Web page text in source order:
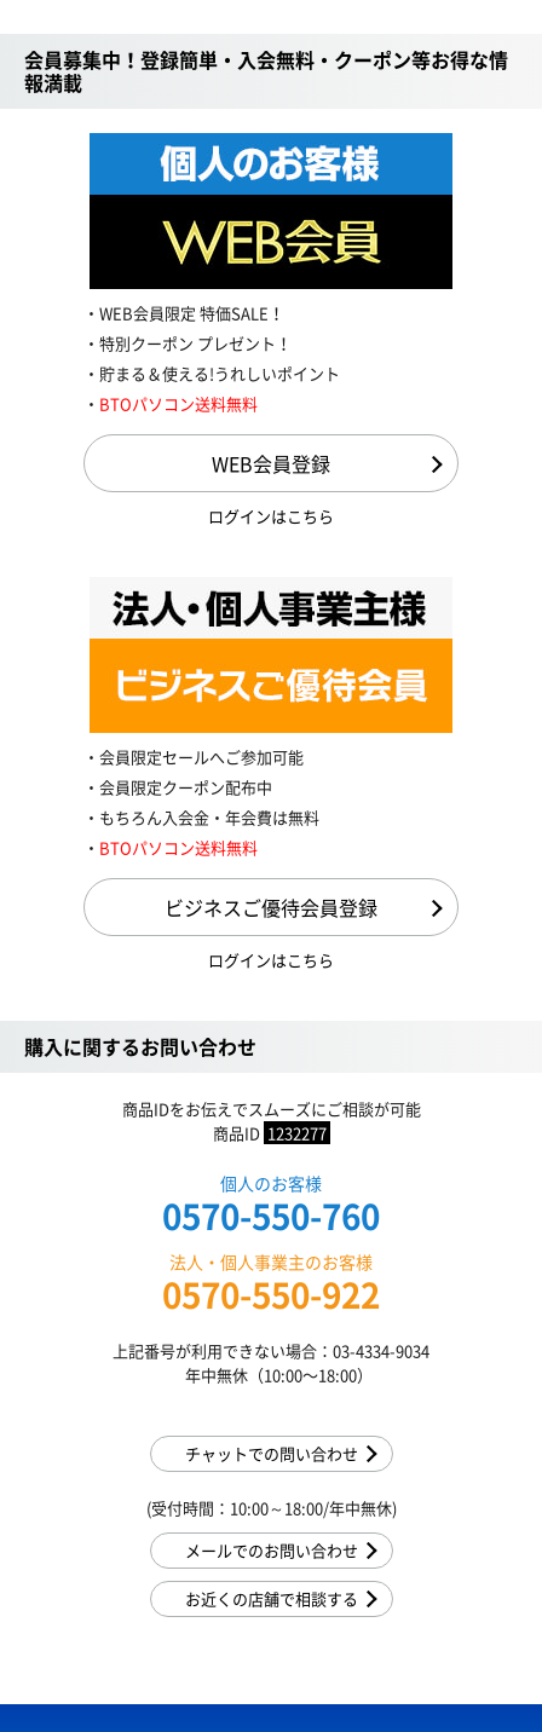
会員募集中！登録簡単・入会無料・クーポン等お得な情
報満載
WEB会員限定 特価SALE！
特別クーポン プレゼント！
貯まる＆使える!うれしいポイント
BTOパソコン送料無料
WEB会員登録
ログインはこちら
会員限定セールへご参加可能
会員限定クーポン配布中
もちろん入会金・年会費は無料
BTOパソコン送料無料
ビジネスご優待会員登録
ログインはこちら
購入に関するお問い合わせ
商品IDをお伝えでスムーズにご相談が可能
商品ID 1232277
個人のお客様
0570-550-760
法人・個人事業主のお客様
0570-550-922
上記番号が利用できない場合：03-4334-9034
年中無休（10:00〜18:00）
チャットでの問い合わせ
(受付時間：10:00～18:00/年中無休)
メールでのお問い合わせ
お近くの店舗で相談する